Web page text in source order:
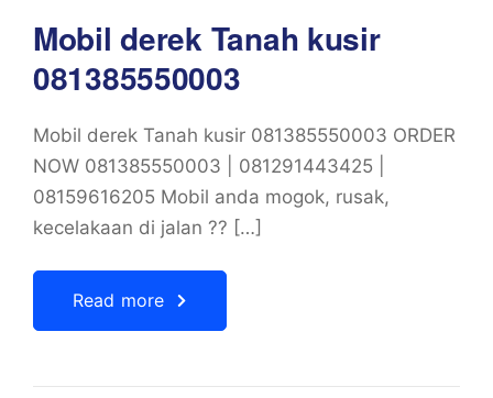
Mobil derek Tanah kusir
081385550003
Mobil derek Tanah kusir 081385550003 ORDER
NOW 081385550003 | 081291443425 |
08159616205 Mobil anda mogok, rusak,
kecelakaan di jalan ?? […]
Read more